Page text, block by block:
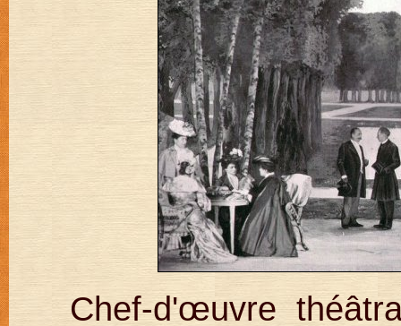
Chef-d'œuvre